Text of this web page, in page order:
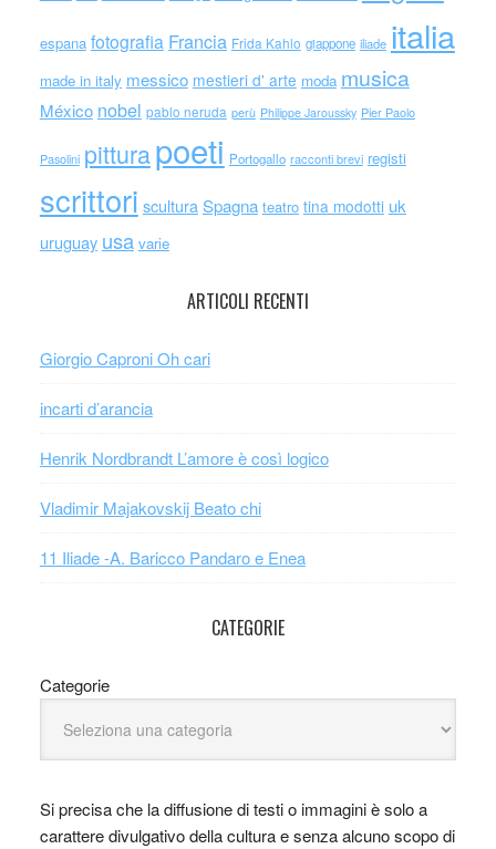
espana fotografia Francia Frida Kahlo giappone iliade italia
made in italy messico mestieri d' arte moda musica
México nobel pablo neruda perù Philippe Jaroussky Pier Paolo
Pasolini pitturapoeti Portogallo racconti brevi registi
scrittori scultura Spagna teatro tina modotti uk
uruguay usa varie
ARTICOLI RECENTI
Giorgio Caproni Oh cari
incarti d’arancia
Henrik Nordbrandt L’amore è così logico
Vladimir Majakovskij Beato chi
11 Iliade -A. Baricco Pandaro e Enea
CATEGORIE
Categorie
Si precisa che la diffusione di testi o immagini è solo a
carattere divulgativo della cultura e senza alcuno scopo di